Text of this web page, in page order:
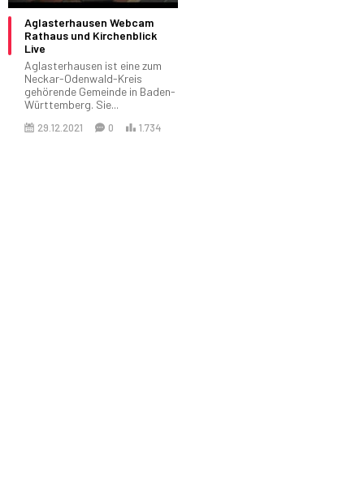
Aglasterhausen Webcam
Rathaus und Kirchenblick
Live
Aglasterhausen ist eine zum
Neckar-Odenwald-Kreis
gehörende Gemeinde in Baden-
Württemberg. Sie...
29.12.2021 0 1.734